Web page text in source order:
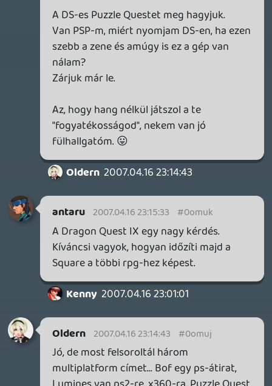
antaru 2007.04.16 22:56:59 #0omuf
Heh, rossz neked. 😃
De szerintem megoldod ezt a problémát.
De ne tegyük személyes ízléskérdés-
vitaoldallá ezt a topikot.
Ez mekkora...:D
Rájöttem, hogy én is kalóz vagyok! 🙂
Kár, hogy csak az első könyvet vettem
meg a Jelly's-ben.
Oldern 2007.04.16 22:52:21
Oldern
Puzzle Quest-et én is várom, pc-re. : )
antaru
2007.04.16 22:53:40
antaru 2007.04.16 22:53:40 #0omud
...és az most a Puzzle Quest, a BoFII, a
LocoRoco és a zenehallgatás.
Core.
Ez kitölti minden időmet.
A kihagyott DS játékokra meg még ráérek
visszatérni, majd ha nyugdíjas leszek.